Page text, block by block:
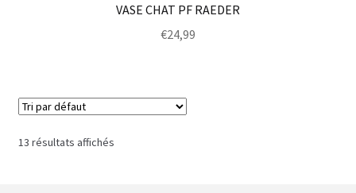
VASE CHAT PF RAEDER
€24,99
13 résultats affichés